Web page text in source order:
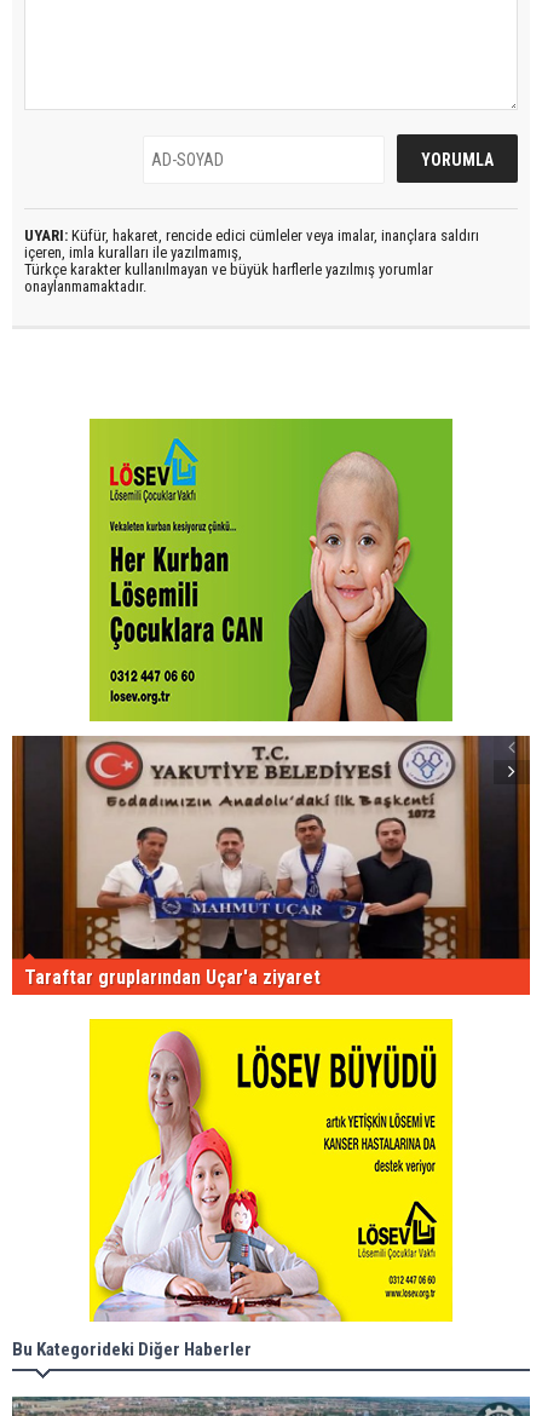
UYARI: Küfür, hakaret, rencide edici cümleler veya imalar, inançlara saldırı
içeren, imla kuralları ile yazılmamış,
Türkçe karakter kullanılmayan ve büyük harflerle yazılmış yorumlar
onaylanmamaktadır.
Taraftar gruplarından Uçar'a ziyaret
Bu Kategorideki Diğer Haberler